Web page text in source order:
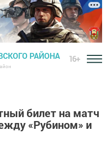
РАЙОНА 16+
билет на матч
«Рубином» и